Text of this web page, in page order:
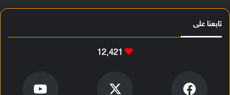
تابعنا على
12٬421